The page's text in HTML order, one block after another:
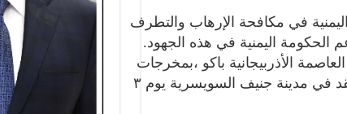
في مكافحة الإرهاب والتطرف
الحكومة اليمنية في هذه الجهود.
الـ 18 الذي عقد في العاصمة الأذربيجانية باكو ،بمخرجات
مؤتمر تعهدات تمويل خطة الاستجابة الإنسانية الذي عقد في مدينة جنيف السويسرية يوم ٣